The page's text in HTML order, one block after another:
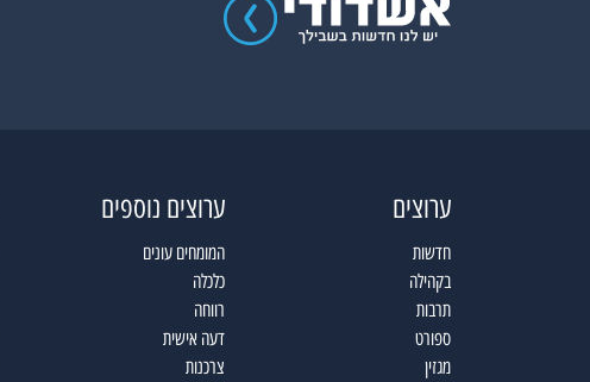
ערוצים
חדשות
בקהילה
תרבות
ספורט
מגזין
ערוצים נוספים
המומחים עונים
כלכלה
רווחה
דעה אישית
צרכנות